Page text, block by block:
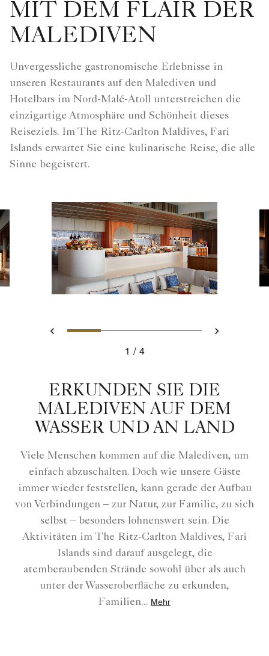
MIT DEM FLAIR DER
MALEDIVEN
Unvergessliche gastronomische Erlebnisse in
unseren Restaurants auf den Malediven und
Hotelbars im Nord-Malé-Atoll unterstreichen die
einzigartige Atmosphäre und Schönheit dieses
Reiseziels. Im The Ritz-Carlton Maldives, Fari
Islands erwartet Sie eine kulinarische Reise, die alle
Sinne begeistert.
ZurückSlide 1 - La Locanda -
Slide 2 - Summer
Slide 3 - Beach
Slide 4 -
Weiter
1
4
ERKUNDEN SIE DIE
MALEDIVEN AUF DEM
WASSER UND AN LAND
Viele Menschen kommen auf die Malediven, um
einfach abzuschalten. Doch wie unsere Gäste
immer wieder feststellen, kann gerade der Aufbau
von Verbindungen – zur Natur, zur Familie, zu sich
selbst – besonders lohnenswert sein. Die
Aktivitäten im The Ritz-Carlton Maldives, Fari
Islands sind darauf ausgelegt, die
atemberaubenden Strände sowohl über als auch
unter der Wasseroberfläche zu erkunden,
Familien... Mehr